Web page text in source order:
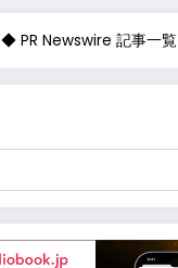
◆ PR Newswire 記事一覧